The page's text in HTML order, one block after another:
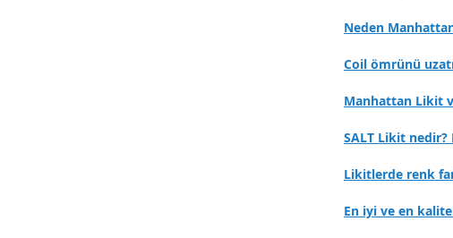
Neden
Coil ömrünü
Manhattan Likit
SALT Likit
Likitlerde renk
En iyi ve en